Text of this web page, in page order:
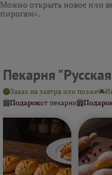
Можно открыть новое или
пирогам».
Пекарня
Заказ на завтра или позже
Подарокот пекарни